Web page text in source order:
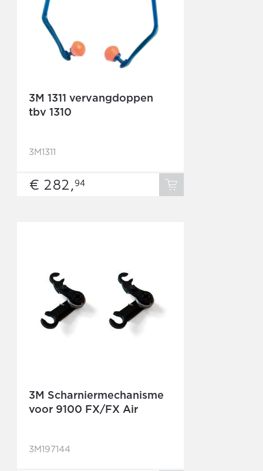
3M 1311 vervangdoppen
tbv 1310
3M1311
€ 282,94
3M Scharniermechanisme
voor 9100 FX/FX Air
3M197144